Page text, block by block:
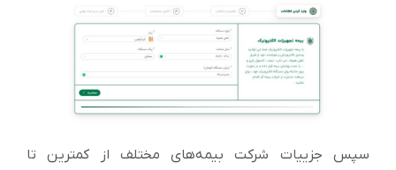
سپس جزییات شرکت بیمه‌های مختلف از کمترین تا